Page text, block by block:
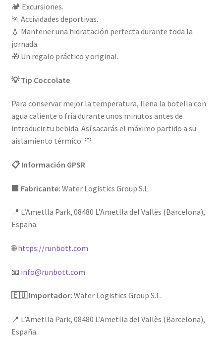
🏕️ Excursiones.
🏃 Actividades deportivas.
💧 Mantener una hidratación perfecta durante toda la
jornada.
🎁 Un regalo práctico y original.
💡 Tip Coccolate
Para conservar mejor la temperatura, llena la botella con
agua caliente o fría durante unos minutos antes de
introducir tu bebida. Así sacarás el máximo partido a su
aislamiento térmico. 💙
📋 Información GPSR
🏢 Fabricante: Water Logistics Group S.L.
📍 L’Ametlla Park, 08480 L’Ametlla del Vallès (Barcelona),
España.
🌐https://runbott.com
📧 info@runbott.com
🇪🇺 Importador: Water Logistics Group S.L.
📍 L’Ametlla Park, 08480 L’Ametlla del Vallès (Barcelona),
España.